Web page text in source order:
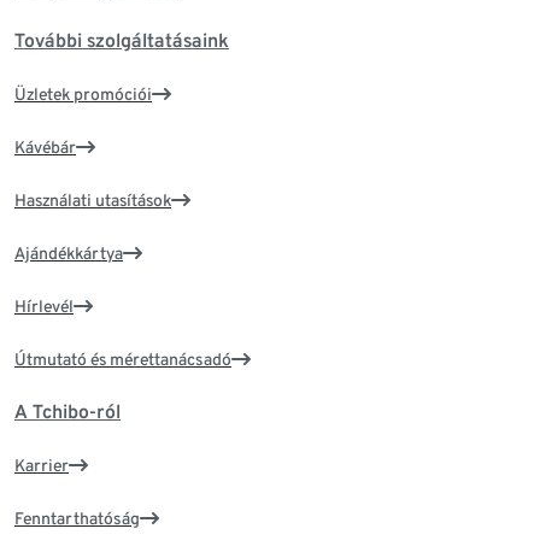
További szolgáltatásaink
Üzletek promóciói
Kávébár
Használati utasítások
Ajándékkártya
Hírlevél
Útmutató és mérettanácsadó
A Tchibo-ról
Karrier
Fenntarthatóság